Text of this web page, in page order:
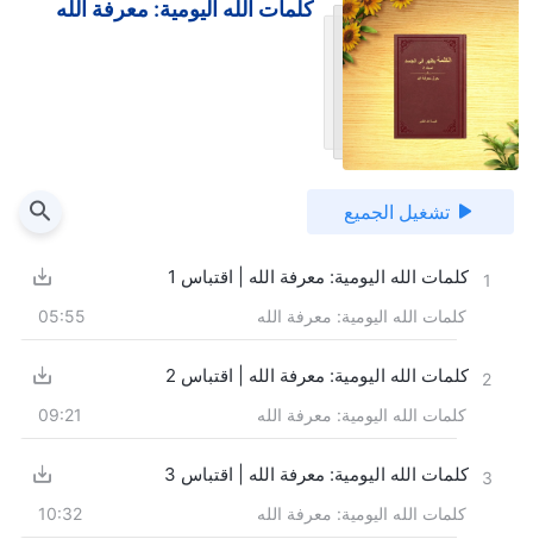
كلمات الله اليومية: معرفة الله
تشغيل الجميع
1 كلمات الله اليومية: معرفة الله | اقتباس 1
كلمات الله اليومية: معرفة الله 05:55
2 كلمات الله اليومية: معرفة الله | اقتباس 2
كلمات الله اليومية: معرفة الله 09:21
3 كلمات الله اليومية: معرفة الله | اقتباس 3
كلمات الله اليومية: معرفة الله 10:32